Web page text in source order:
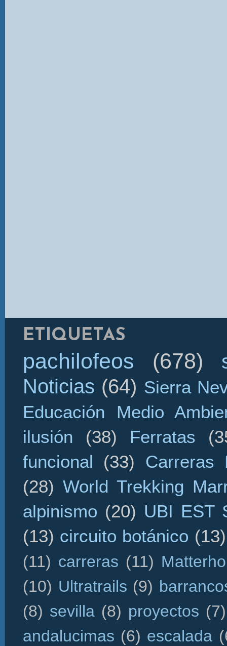
ETIQUETAS
pachilofeos (678)
Noticias (64) Sierra
Educación Medio
ilusión
(38) Ferratas
funcional
(33)
Carreras
(28) World Trekking
alpinismo (20) UBI EST
(13) circuito botánico (13)
(11) carreras (11)
(10) Ultratrails (9)
(8) sevilla (8) proyectos (7)
andalucimas (6) escalada